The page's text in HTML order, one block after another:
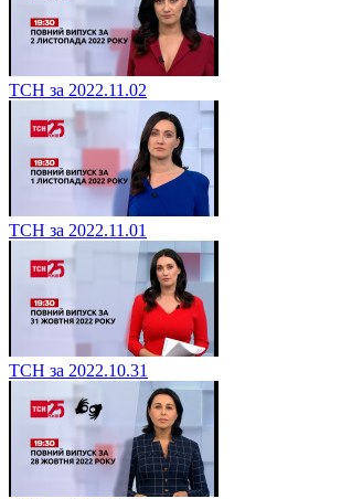
ТСН за 2022.11.02
ТСН за 2022.11.01
ТСН за 2022.10.31